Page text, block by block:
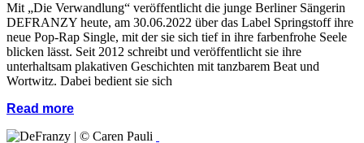
Mit „Die Verwandlung“ veröffentlicht die junge Berliner Sängerin
DEFRANZY heute, am 30.06.2022 über das Label Springstoff ihre
neue Pop-Rap Single, mit der sie sich tief in ihre farbenfrohe Seele
blicken lässt. Seit 2012 schreibt und veröffentlicht sie ihre
unterhaltsam plakativen Geschichten mit tanzbarem Beat und
Wortwitz. Dabei bedient sie sich
Read more